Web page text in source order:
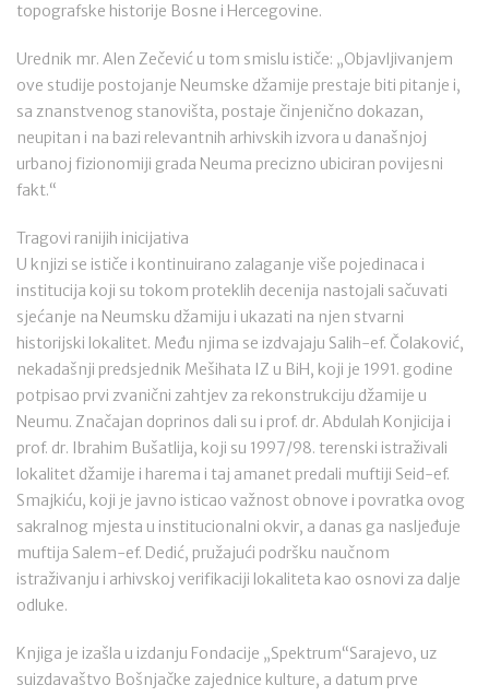
topografske historije Bosne i Hercegovine.
Urednik mr. Alen Zečević u tom smislu ističe: „Objavljivanjem
ove studije postojanje Neumske džamije prestaje biti pitanje i,
sa znanstvenog stanovišta, postaje činjenično dokazan,
neupitan i na bazi relevantnih arhivskih izvora u današnjoj
urbanoj fizionomiji grada Neuma precizno ubiciran povijesni
fakt.“
Tragovi ranijih inicijativa
U knjizi se ističe i kontinuirano zalaganje više pojedinaca i
institucija koji su tokom proteklih decenija nastojali sačuvati
sjećanje na Neumsku džamiju i ukazati na njen stvarni
historijski lokalitet. Među njima se izdvajaju Salih-ef. Čolaković,
nekadašnji predsjednik Mešihata IZ u BiH, koji je 1991. godine
potpisao prvi zvanični zahtjev za rekonstrukciju džamije u
Neumu. Značajan doprinos dali su i prof. dr. Abdulah Konjicija i
prof. dr. Ibrahim Bušatlija, koji su 1997/98. terenski istraživali
lokalitet džamije i harema i taj amanet predali muftiji Seid-ef.
Smajkiću, koji je javno isticao važnost obnove i povratka ovog
sakralnog mjesta u institucionalni okvir, a danas ga nasljeđuje
muftija Salem-ef. Dedić, pružajući podršku naučnom
istraživanju i arhivskoj verifikaciji lokaliteta kao osnovi za dalje
odluke.
Knjiga je izašla u izdanju Fondacije „Spektrum“Sarajevo, uz
suizdavaštvo Bošnjačke zajednice kulture, a datum prve